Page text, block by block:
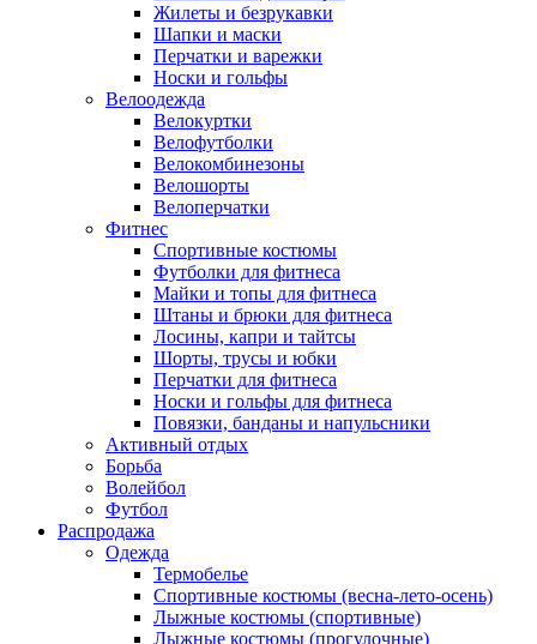
Жилеты и безрукавки
Шапки и маски
Перчатки и варежки
Носки и гольфы
Велоодежда
Велокуртки
Велофутболки
Велокомбинезоны
Велошорты
Велоперчатки
Фитнес
Спортивные костюмы
Футболки для фитнеса
Майки и топы для фитнеса
Штаны и брюки для фитнеса
Лосины, капри и тайтсы
Шорты, трусы и юбки
Перчатки для фитнеса
Носки и гольфы для фитнеса
Повязки, банданы и напульсники
Активный отдых
Борьба
Волейбол
Футбол
Распродажа
Одежда
Термобелье
Спортивные костюмы (весна-лето-осень)
Лыжные костюмы (спортивные)
Лыжные костюмы (прогулочные)